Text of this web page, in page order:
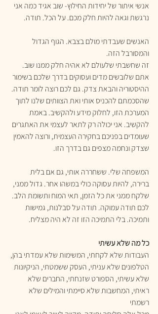
אנשי איתור של יחידות החילוץ- שוב אגיד כמה אני
נרגשת וגאה להיות חלק מכם. על הכל. תודה.
האנשים שעבדתי מולם בצבא. הגוף הגדול
והמסורבל הזה.
זה שחשבתי שלעולם לא אהיה חלק ממנו שוב.
אתם שלובשים מדים ועסוקים בדרך שלכם בשימור
ההיסטוריה והבאת צדק. גם לכם רוצה לומר תודה.
שהסכמתם להכניס אותי ואת הצוותים שלנו לתוך
המערכת הזו, לחלוק מידע ולהקשיב. באמת
להקשיב. אני יכולה רק לתאר לעצמי את האתגרים
שעומדים בפניכם בחקירה העצמית, ורוצה להאמין
שצדק ונחמה מצפים גם בדרך הזו.
המשפחה שלי. ששחררה אותי, גם אם בלית
ברירה, להיות עסוקה כולי במשהו אחר. גדול ממני,
שלקח ממני את כל הזמן, תאי המוח ותשומת הלב.
לכם תודה עמוקה. תודה על סבלנות, גמישות
ותמיכה. בלי התמיכה הזו זה לא היה מצליח.
כל מה שלא עשיתי
העבודות שלא לקחתי, המשימות שלא עמדתי בהן,
הטלפונים שלא עניתי, העסק ששמטתי, הניקיונות
שלא עשיתי, הספורט שזנחתי, החברים שלא
ראיתי, המחשבות שלא סיימתי והמילים שלא
רשמתי